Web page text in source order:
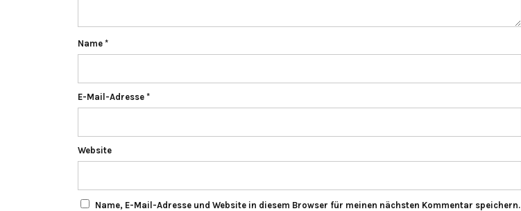
Name *
E-Mail-Adresse *
Website
Name, E-Mail-Adresse und Website in diesem Browser für meinen nächsten Kommentar speichern.